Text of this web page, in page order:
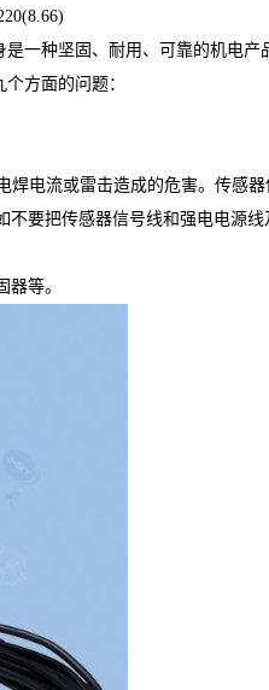
一种坚固、耐用、可靠的机电
方面的问题：
焊电流或雷击造成的危害。传感
不要把传感器信号线和强电电源
等。